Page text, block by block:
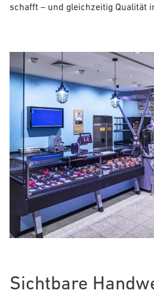
schafft – und gleichzeitig Qualität
Sichtbare